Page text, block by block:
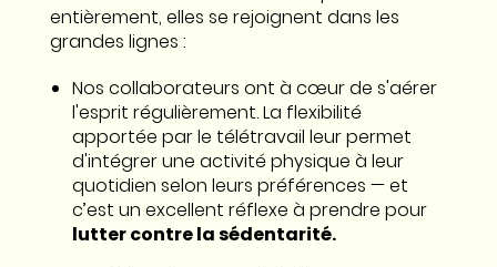
entièrement, elles se rejoignent dans les
grandes lignes :
Nos collaborateurs ont à cœur de s'aérer
l'esprit régulièrement. La flexibilité
apportée par le télétravail leur permet
d'intégrer une activité physique à leur
quotidien selon leurs préférences — et
c’est un excellent réflexe à prendre pour
lutter contre la sédentarité.